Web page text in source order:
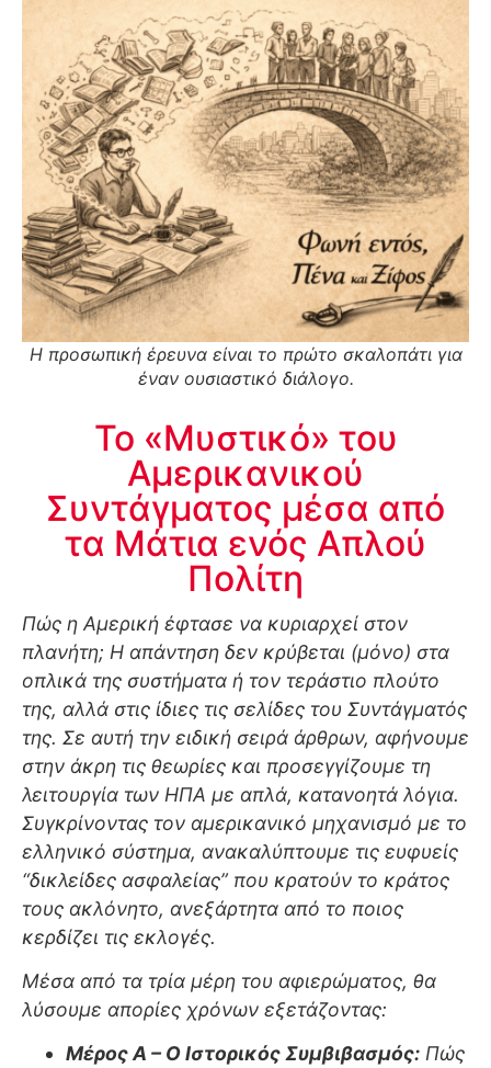
Η προσωπική έρευνα είναι το πρώτο σκαλοπάτι για
έναν ουσιαστικό διάλογο.
Το «Μυστικό» του
Αμερικανικού
Συντάγματος μέσα από
τα Μάτια ενός Απλού
Πολίτη
Πώς η Αμερική έφτασε να κυριαρχεί στον
πλανήτη; Η απάντηση δεν κρύβεται (μόνο) στα
οπλικά της συστήματα ή τον τεράστιο πλούτο
της, αλλά στις ίδιες τις σελίδες του Συντάγματός
της. Σε αυτή την ειδική σειρά άρθρων, αφήνουμε
στην άκρη τις θεωρίες και προσεγγίζουμε τη
λειτουργία των ΗΠΑ με απλά, κατανοητά λόγια.
Συγκρίνοντας τον αμερικανικό μηχανισμό με το
ελληνικό σύστημα, ανακαλύπτουμε τις ευφυείς
“δικλείδες ασφαλείας” που κρατούν το κράτος
τους ακλόνητο, ανεξάρτητα από το ποιος
κερδίζει τις εκλογές.
Μέσα από τα τρία μέρη του αφιερώματος, θα
λύσουμε απορίες χρόνων εξετάζοντας:
Μέρος Α – Ο Ιστορικός Συμβιβασμός: Πώς